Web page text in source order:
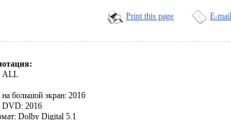
Print this page E-
ALL
большой экран: 2016
DVD: 2016
Dolby Digital 5.1